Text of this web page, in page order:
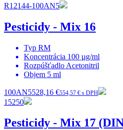
R12144-100AN5
Pesticidy - Mix 16
Typ RM
Koncentrácia 100 µg/ml
Rozpúšťadlo Acetonitril
Objem 5 ml
100AN5528,16 €554,57 € s DPH
15250
Pesticidy - Mix 17